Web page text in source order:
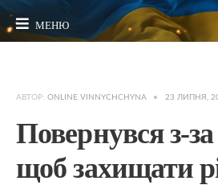
МЕНЮ
АВТОР: ONLINE VINNYCHCHYNA • 23 ЛИПНЯ,
Повернувся з-
щоб захищати